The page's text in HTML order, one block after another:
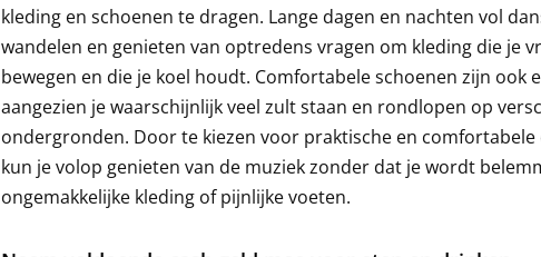
kleding en schoenen te dragen. Lange dagen en nachten vol
wandelen en genieten van optredens vragen om kleding die je
bewegen en die je koel houdt. Comfortabele schoenen zijn ook
aangezien je waarschijnlijk veel zult staan en rondlopen op
ondergronden. Door te kiezen voor praktische en
kun je volop genieten van de muziek zonder dat je wordt
ongemakkelijke kleding of pijnlijke voeten.